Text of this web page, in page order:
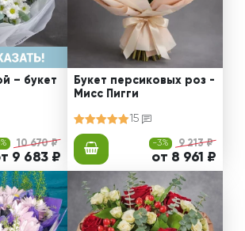
– букет
10 670 ₽
9 683 ₽
Букет персиковых роз -
Мисс Пигги
15
-3% 9 213 ₽
от 8 961 ₽